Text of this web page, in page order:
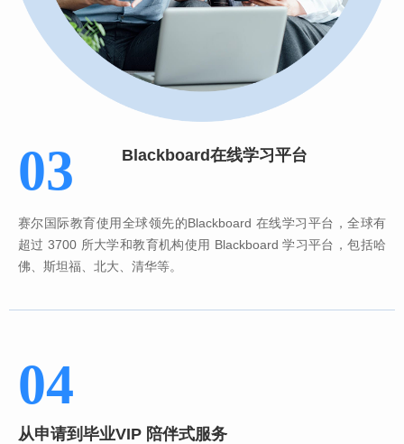
03 Blackboard在线学习平台
赛尔国际教育使用全球领先的Blackboard 在线学习平台，全球有
超过 3700 所大学和教育机构使用 Blackboard 学习平台，包括哈
佛、斯坦福、北大、清华等。
04
从申请到毕业VIP 陪伴式服务